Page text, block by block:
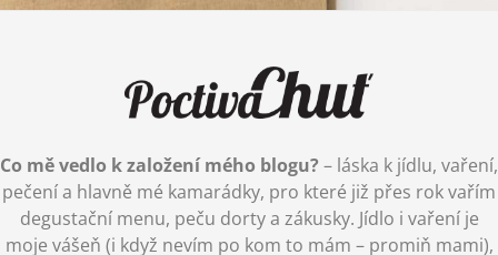
Co mě vedlo k založení mého blogu? – láska k jídlu, vaření,
pečení a hlavně mé kamarádky, pro které již přes rok vařím
degustační menu, peču dorty a zákusky. Jídlo i vaření je
moje vášeň (i když nevím po kom to mám – promiň mami),